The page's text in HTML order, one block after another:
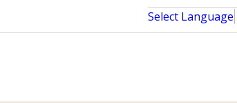
Select Language